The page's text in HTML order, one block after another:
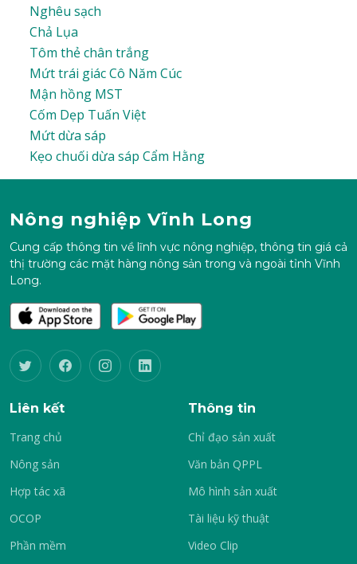
Nghêu sạch
Chả Lụa
Tôm thẻ chân trắng
Mứt trái giác Cô Năm Cúc
Mận hồng MST
Cốm Dẹp Tuấn Việt
Mứt dừa sáp
Kẹo chuối dừa sáp Cẩm Hằng
Nông nghiệp Vĩnh Long
Cung cấp thông tin về lĩnh vực nông nghiệp, thông tin giá cả
thị trường các mặt hàng nông sản trong và ngoài tỉnh Vĩnh
Long.
Liên kết
Trang chủ
Nông sản
Hợp tác xã
OCOP
Phần mềm
Thông tin
Chỉ đạo sản xuất
Văn bản QPPL
Mô hình sản xuất
Tài liệu kỹ thuật
Video Clip